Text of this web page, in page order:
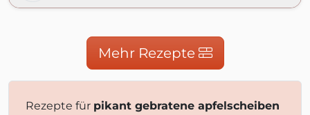
Mehr Rezepte
Rezepte für pikant gebratene apfelscheiben